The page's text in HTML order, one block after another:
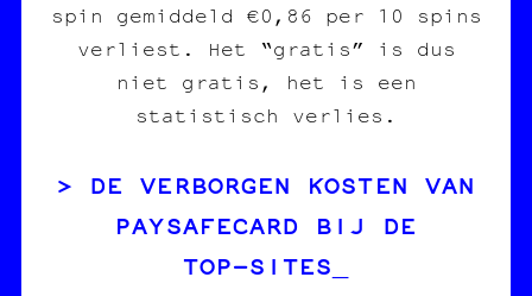
spin gemiddeld €0,86 per 10 spins
verliest. Het “gratis” is dus
niet gratis, het is een
statistisch verlies.
DE VERBORGEN KOSTEN VAN
PAYSAFECARD BIJ DE
TOP‑SITES